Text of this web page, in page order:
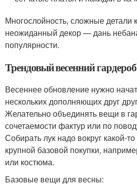
Многослойность, сложные детали
неожиданный декор — дань
популярности.
Трендовый весенний
Весеннее обновление нужно
нескольких дополняющих друг
Желательно объединять вещи в
сочетаемости фактур или по
Собирать лук надо вокруг какой-
крупной базовой покупки,
или костюма.
Базовые вещи для весны: